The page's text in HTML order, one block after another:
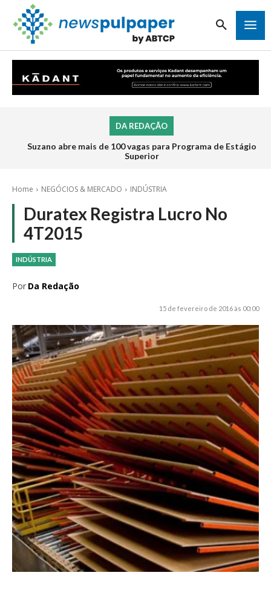
DA REDAÇÃO
Suzano abre mais de 100 vagas para Programa de Estágio
Superior
Home NEGÓCIOS & MERCADO INDÚSTRIA
Duratex Registra Lucro No
4T2015
INDÚSTRIA
Por Da Redação
15 de fevereiro de 2016 às 00:00